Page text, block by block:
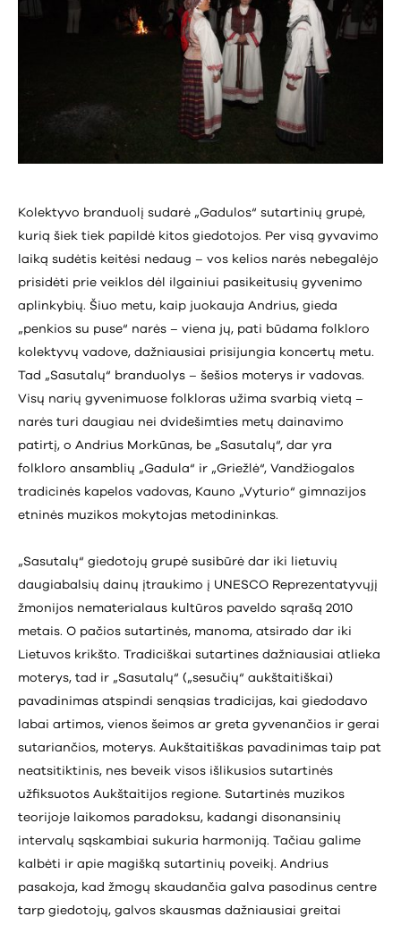
Kolektyvo branduolį sudarė „Gadulos“ sutartinių grupė,
kurią šiek tiek papildė kitos giedotojos. Per visą gyvavimo
laiką sudėtis keitėsi nedaug – vos kelios narės nebegalėjo
prisidėti prie veiklos dėl ilgainiui pasikeitusių gyvenimo
aplinkybių. Šiuo metu, kaip juokauja Andrius, gieda
„penkios su puse“ narės – viena jų, pati būdama folkloro
kolektyvų vadove, dažniausiai prisijungia koncertų metu.
Tad „Sasutalų“ branduolys – šešios moterys ir vadovas.
Visų narių gyvenimuose folkloras užima svarbią vietą –
narės turi daugiau nei dvidešimties metų dainavimo
patirtį, o Andrius Morkūnas, be „Sasutalų“, dar yra
folkloro ansamblių „Gadula“ ir „Griežlė“, Vandžiogalos
tradicinės kapelos vadovas, Kauno „Vyturio“ gimnazijos
etninės muzikos mokytojas metodininkas.
„Sasutalų“ giedotojų grupė susibūrė dar iki lietuvių
daugiabalsių dainų įtraukimo į UNESCO Reprezentatyvųjį
žmonijos nematerialaus kultūros paveldo sąrašą 2010
metais. O pačios sutartinės, manoma, atsirado dar iki
Lietuvos krikšto. Tradiciškai sutartines dažniausiai atlieka
moterys, tad ir „Sasutalų“ („sesučių“ aukštaitiškai)
pavadinimas atspindi senąsias tradicijas, kai giedodavo
labai artimos, vienos šeimos ar greta gyvenančios ir gerai
sutariančios, moterys. Aukštaitiškas pavadinimas taip pat
neatsitiktinis, nes beveik visos išlikusios sutartinės
užfiksuotos Aukštaitijos regione. Sutartinės muzikos
teorijoje laikomos paradoksu, kadangi disonansinių
intervalų sąskambiai sukuria harmoniją. Tačiau galime
kalbėti ir apie magišką sutartinių poveikį. Andrius
pasakoja, kad žmogų skaudančia galva pasodinus centre
tarp giedotojų, galvos skausmas dažniausiai greitai